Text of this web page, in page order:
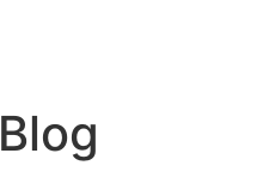
Blog